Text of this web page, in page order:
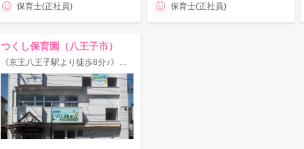
保育士(正社員)
保育士(正社員)
つくし保育園（八王子市）
《京王八王子駅より徒歩8分♪》賞与4.30ヶ月分★定員30名の認可保育園！